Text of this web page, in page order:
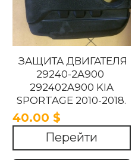
ЗАЩИТА ДВИГАТЕЛЯ
29240-2A900
292402A900 KIA
SPORTAGE 2010-2018.
40.00 $
Перейти